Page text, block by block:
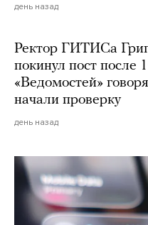
день назад
Ректор ГИТИСа
покинул пост после
«Ведомостей»
начали проверку
день назад